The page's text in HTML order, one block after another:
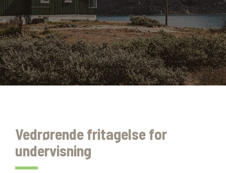
Vedrørende fritagelse for
undervisning